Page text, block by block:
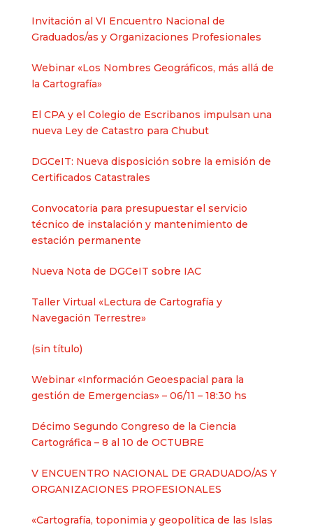
Invitación al VI Encuentro Nacional de
Graduados/as y Organizaciones Profesionales
Webinar «Los Nombres Geográficos, más allá de
la Cartografía»
El CPA y el Colegio de Escribanos impulsan una
nueva Ley de Catastro para Chubut
DGCeIT: Nueva disposición sobre la emisión de
Certificados Catastrales
Convocatoria para presupuestar el servicio
técnico de instalación y mantenimiento de
estación permanente
Nueva Nota de DGCeIT sobre IAC
Taller Virtual «Lectura de Cartografía y
Navegación Terrestre»
(sin título)Entrada
Webinar «Información Geoespacial para la
gestión de Emergencias» – 06/11 – 18:30 hs
Décimo Segundo Congreso de la Ciencia
Cartográfica – 8 al 10 de OCTUBRE
V ENCUENTRO NACIONAL DE GRADUADO/AS Y
ORGANIZACIONES PROFESIONALES
«Cartografía, toponimia y geopolítica de las Islas